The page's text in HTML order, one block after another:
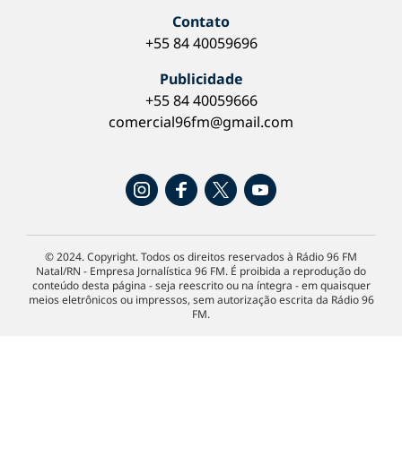
Contato
+55 84 40059696
Publicidade
+55 84 40059666
comercial96fm@gmail.com
© 2024. Copyright. Todos os direitos reservados à Rádio 96 FM
Natal/RN - Empresa Jornalística 96 FM. É proibida a reprodução do
conteúdo desta página - seja reescrito ou na íntegra - em quaisquer
meios eletrônicos ou impressos, sem autorização escrita da Rádio 96
FM.